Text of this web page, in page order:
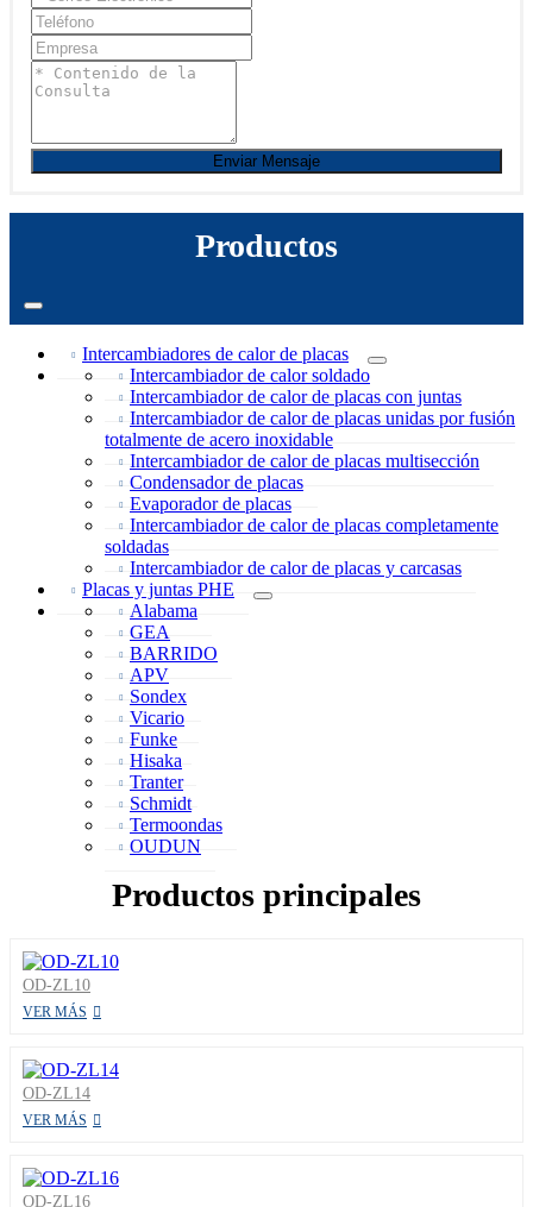
Enviar Mensaje
Productos
Intercambiadores de calor de placas
Intercambiador de calor soldado
Intercambiador de calor de placas con juntas
Intercambiador de calor de placas unidas por fusión
totalmente de acero inoxidable
Intercambiador de calor de placas multisección
Condensador de placas
Evaporador de placas
Intercambiador de calor de placas completamente
soldadas
Intercambiador de calor de placas y carcasas
Placas y juntas PHE
Alabama
GEA
BARRIDO
APV
Sondex
Vicario
Funke
Hisaka
Tranter
Schmidt
Termoondas
OUDUN
Productos principales
OD-ZL10
VER MÁS
OD-ZL14
VER MÁS
OD-ZL16